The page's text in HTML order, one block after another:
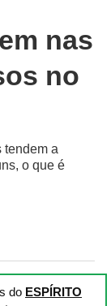
nas
no
tendem a
o que é
do ESPÍRITO